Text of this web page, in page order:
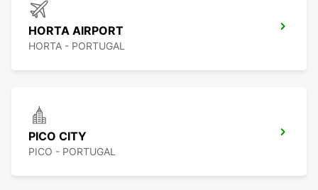
HORTA AIRPORT
HORTA - PORTUGAL
PICO CITY
PICO - PORTUGAL